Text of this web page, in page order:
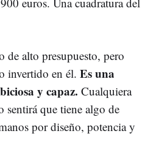
de alto presupuesto, pero
invertido en él. Es una
y capaz. Cualquiera
sentirá que tiene algo de
por diseño, potencia y